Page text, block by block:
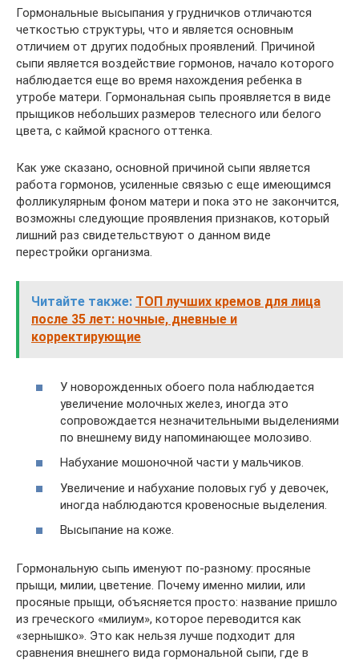
Гормональные высыпания у грудничков отличаются
четкостью структуры, что и является основным
отличием от других подобных проявлений. Причиной
сыпи является воздействие гормонов, начало которого
наблюдается еще во время нахождения ребенка в
утробе матери. Гормональная сыпь проявляется в виде
прыщиков небольших размеров телесного или белого
цвета, с каймой красного оттенка.
Как уже сказано, основной причиной сыпи является
работа гормонов, усиленные связью с еще имеющимся
фолликулярным фоном матери и пока это не закончится,
возможны следующие проявления признаков, который
лишний раз свидетельствуют о данном виде
перестройки организма.
Читайте также: ТОП лучших кремов для лица
после 35 лет: ночные, дневные и
корректирующие
У новорожденных обоего пола наблюдается
увеличение молочных желез, иногда это
сопровождается незначительными выделениями
по внешнему виду напоминающее молозиво.
Набухание мошоночной части у мальчиков.
Увеличение и набухание половых губ у девочек,
иногда наблюдаются кровеносные выделения.
Высыпание на коже.
Гормональную сыпь именуют по-разному: просяные
прыщи, милии, цветение. Почему именно милии, или
просяные прыщи, объясняется просто: название пришло
из греческого «милиум», которое переводится как
«зернышко». Это как нельзя лучше подходит для
сравнения внешнего вида гормональной сыпи, где в